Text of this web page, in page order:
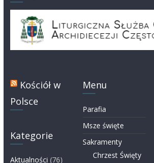
Kościół w
Polsce
Kategorie
Aktualności (76)
Menu
Parafia
Msze święte
Sakramenty
Chrzest Święty